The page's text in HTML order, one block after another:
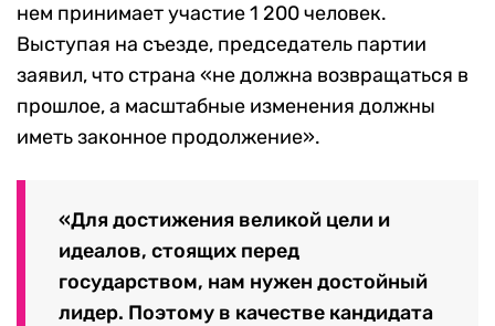
нем принимает участие 1 200 человек.
Выступая на съезде, председатель партии
заявил, что страна «не должна возвращаться в
прошлое, а масштабные изменения должны
иметь законное продолжение».
«Для достижения великой цели и
идеалов, стоящих перед
государством, нам нужен достойный
лидер. Поэтому в качестве кандидата